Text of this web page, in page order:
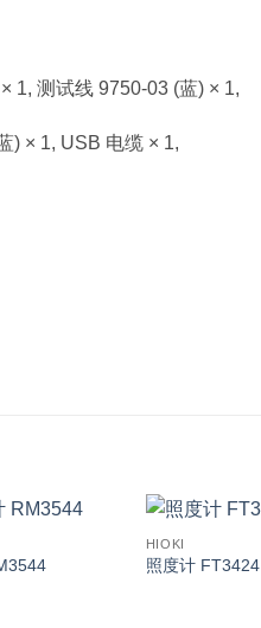
1, 测试线 9750-03 (蓝) × 1,
) × 1, USB 电缆 × 1,
HIOKI
照度计 FT3424